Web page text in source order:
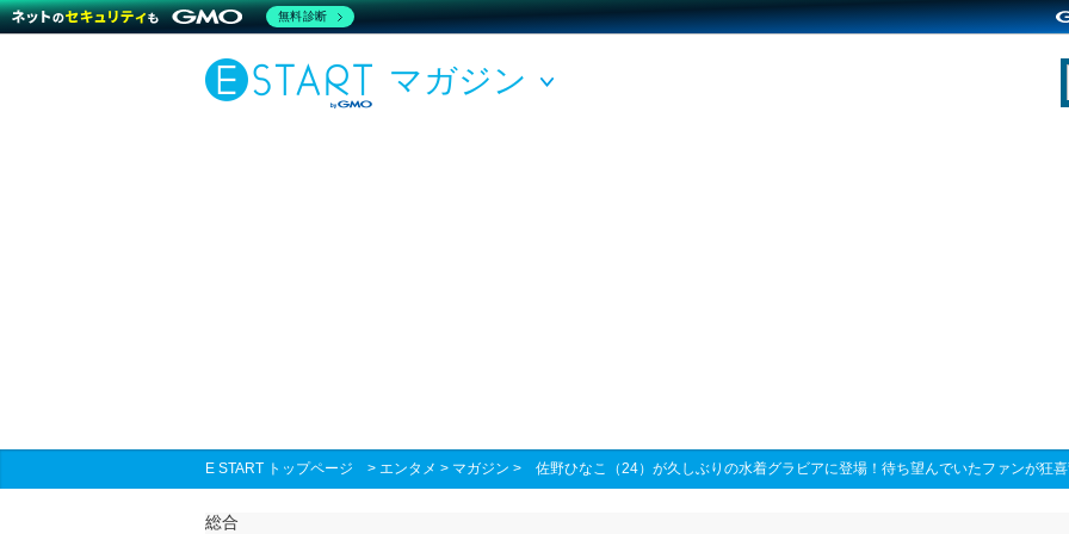
マガジン
E START トップページ > エンタメ > マガジン > 佐野ひなこ（24）が久しぶりの水着グラビアに登場！待ち望んでいたファンが狂
総合
無料診断